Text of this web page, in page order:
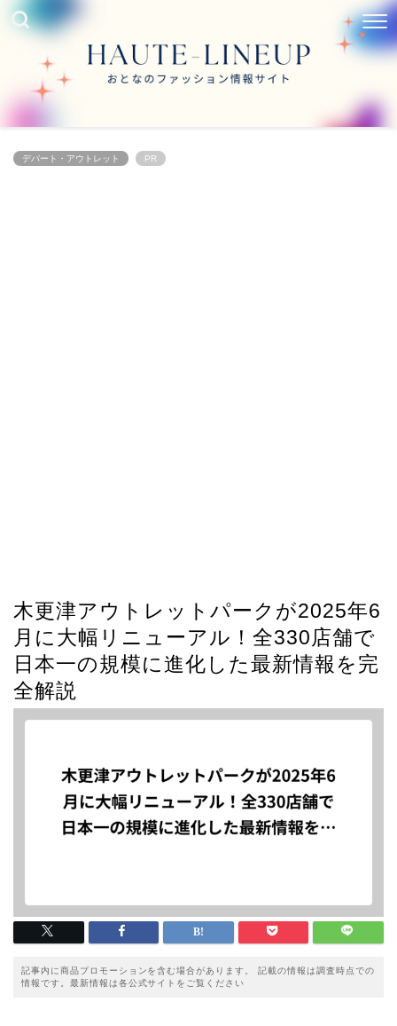
デパート・アウトレット PR
木更津アウトレットパークが2025年6
月に大幅リニューアル！全330店舗で
日本一の規模に進化した最新情報を完
全解説
記事内に商品プロモーションを含む場合があります。 記載の情報は調査時点での
情報です。最新情報は各公式サイトをご覧ください